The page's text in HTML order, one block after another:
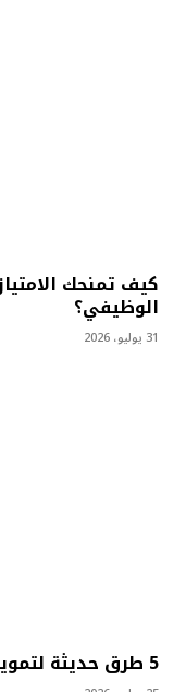
كيف تمنحك
الوظيفي؟
31 يوليو، 2026
5 طرق حديثة لتمويل شراء الامتياز التجاري في 2026